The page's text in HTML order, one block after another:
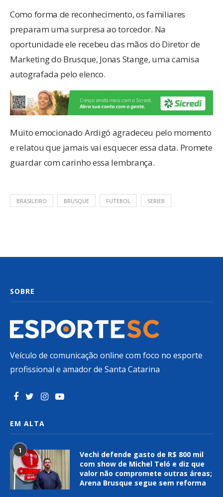
Como forma de reconhecimento, os familiares
preparam uma surpresa ao torcedor. Na
oportunidade ele recebeu das mãos do Diretor de
Marketing do Brusque, Jonas Stange, uma camisa
autografada pelo elenco.
Muito emocionado Ardigó agradeceu pelo momento
e relatou que jamais vai esquecer essa data. Promete
guardar com carinho essa lembrança.
BRASILEIRO BRUSQUE FUTEBOL SERIEB
SOBRE
Veículo de comunicação online com foco no esporte
profissional e amador de Santa Catarina
EM ALTA
1
Vechi defende gasto de R$ 800 mil
com show de Michel Teló e diz que
valor não compromete outras áreas;
Arena Brusque segue sem reforma